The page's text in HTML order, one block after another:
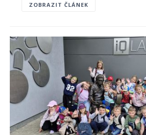
ZOBRAZIT ČLÁNEK